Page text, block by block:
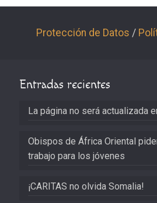
Protección de Datos /
Entradas recientes
La página no será actualizada
Obispos de África Oriental
trabajo para los jóvenes
¡CARITAS no olvida Somalia!